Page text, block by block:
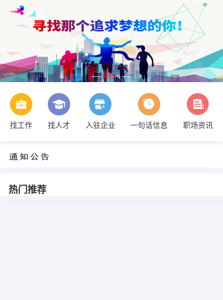
找工作 找人才 入驻企业 一句话信息 职场资讯
热门推荐